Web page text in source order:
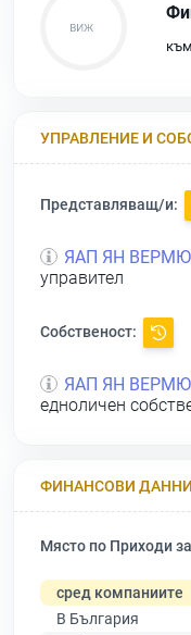
УПРАВЛЕНИЕ И
Представляващ/и:
ЯАП ЯН
управител
Собственост:
ЯАП ЯН
едноличен
ФИНАНСОВИ ДАННИ
Място по Приходи
сред компаниите
В България